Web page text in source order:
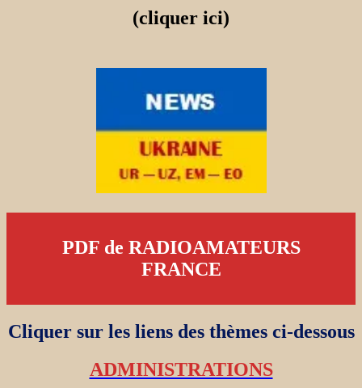
(cliquer ici)
PDF de RADIOAMATEURS
FRANCE
Cliquer sur les liens des thèmes ci-dessous
ADMINISTRATIONS